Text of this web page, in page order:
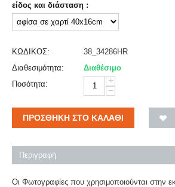
είδος και διάσταση :
ΚΩΔΙΚΟΣ:
38_34286HR
Διαθεσιμότητα:
Διαθέσιμο
Ποσότητα:
+
−
ΠΡΟΣΘΉΚΗ ΣΤΟ ΚΑΛΆΘΙ
Περιγραφή
Οι Φωτογραφίες που χρησιμοποιούνται στην